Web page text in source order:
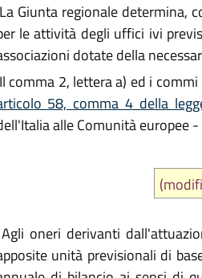
La Giunta regionale determina,
le attività degli uffici ivi
dotate della
Il comma 2, lettera a) ed i
58, comma 4 della
alle Comunità europee
Agli oneri derivanti
unità previsionali di